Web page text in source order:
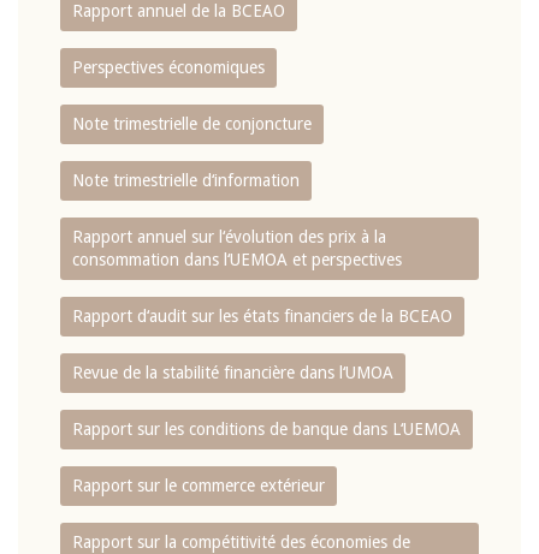
Rapport annuel de la BCEAO
Perspectives économiques
Note trimestrielle de conjoncture
Note trimestrielle d‘information
Rapport annuel sur l‘évolution des prix à la
consommation dans l‘UEMOA et perspectives
Rapport d‘audit sur les états financiers de la BCEAO
Revue de la stabilité financière dans l‘UMOA
Rapport sur les conditions de banque dans L‘UEMOA
Rapport sur le commerce extérieur
Rapport sur la compétitivité des économies de